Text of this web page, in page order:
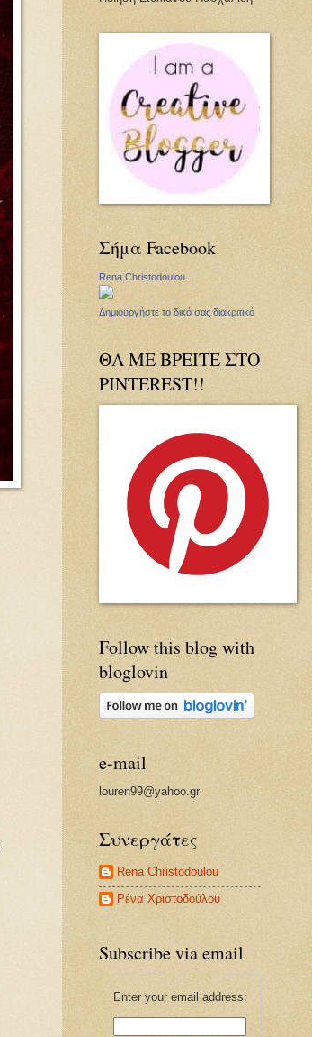
Σήμα Facebook
Rena Christodoulou
Δημιουργήστε το δικό σας διακριτικό
ΘΑ ΜΕ ΒΡΕΙΤΕ ΣΤΟ
PINTEREST!!
Follow this blog with
bloglovin
e-mail
louren99@yahoo.gr
Συνεργάτες
Rena Christodoulou
Ρένα Χριστοδούλου
Subscribe via email
Enter your email address: